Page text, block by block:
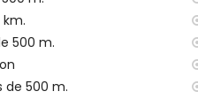
de loisirs pour vos
promenade (El Arenal et
de 5 kilomètres de la maison)
km.
500 m.
de 500 m.